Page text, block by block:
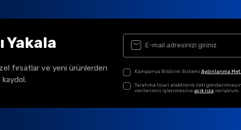
Yakala
fırsatlar ve yeni ürünlerden
kaydol.
Kampanya Bildirim Sistemi Aydınlanma
Tarafıma ticari elektronik ileti
verilerimin işlenmesineaçık rıza veriyorum.